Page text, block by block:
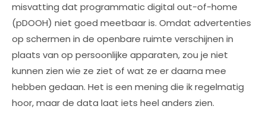
misvatting dat programmatic digital out-of-home
(pDOOH) niet goed meetbaar is. Omdat advertenties
op schermen in de openbare ruimte verschijnen in
plaats van op persoonlijke apparaten, zou je niet
kunnen zien wie ze ziet of wat ze er daarna mee
hebben gedaan. Het is een mening die ik regelmatig
hoor, maar de data laat iets heel anders zien.